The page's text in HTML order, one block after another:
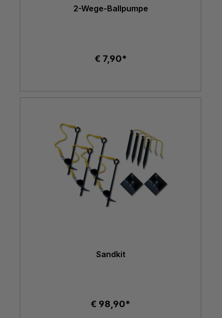
2-Wege-Ballpumpe
€ 7,90*
Sandkit
€ 98,90*